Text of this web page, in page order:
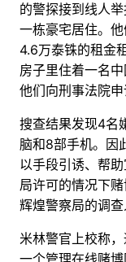
的警探接到线人
一栋豪宅居住。
4.6万泰铢的租金
房子里住着一名
他们向刑事法院申
搜查结果发现4名
脑和8部手机。因
以手段引诱、帮
局许可的情况下
辉煌警察局的调查
米林警官上校称